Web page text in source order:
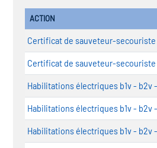
ACTION
Certificat de sauveteur-secouriste
Certificat de sauveteur-secouriste
Habilitations électriques b1v - b2v
Habilitations électriques b1v - b2v
Habilitations électriques b1v - b2v